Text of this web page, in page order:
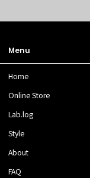
Menu
Home
Online Store
Lab.log
Style
About
FAQ